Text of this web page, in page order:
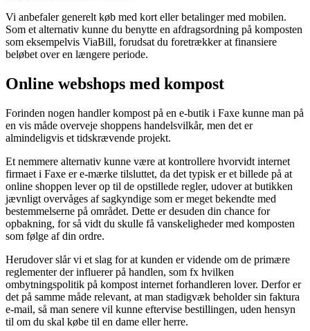
Vi anbefaler generelt køb med kort eller betalinger med mobilen.
Som et alternativ kunne du benytte en afdragsordning på komposten
som eksempelvis ViaBill, forudsat du foretrækker at finansiere
beløbet over en længere periode.
Online webshops med kompost
Forinden nogen handler kompost på en e-butik i Faxe kunne man på
en vis måde overveje shoppens handelsvilkår, men det er
almindeligvis et tidskrævende projekt.
Et nemmere alternativ kunne være at kontrollere hvorvidt internet
firmaet i Faxe er e-mærke tilsluttet, da det typisk er et billede på at
online shoppen lever op til de opstillede regler, udover at butikken
jævnligt overvåges af sagkyndige som er meget bekendte med
bestemmelserne på området. Dette er desuden din chance for
opbakning, for så vidt du skulle få vanskeligheder med komposten
som følge af din ordre.
Herudover slår vi et slag for at kunden er vidende om de primære
reglementer der influerer på handlen, som fx hvilken
ombytningspolitik på kompost internet forhandleren lover. Derfor er
det på samme måde relevant, at man stadigvæk beholder sin faktura
e-mail, så man senere vil kunne eftervise bestillingen, uden hensyn
til om du skal købe til en dame eller herre.